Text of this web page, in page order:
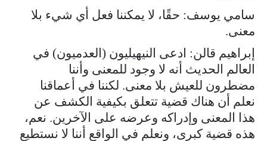
سامي يوسف: حقًا، لا يمكننا فعل أي شيء بلا
معنى.
إبراهيم قالن: ادعى النيهيليون (العدميون) في
العالم الحديث أنه لا وجود للمعنى وأننا
مضطرون للعيش بلا معنى. لكننا في أعماقنا
نعلم أن هناك قضية تتعلق بكيفية الكشف عن
هذا المعنى وإدراكه وعرضه على الآخرين. نعم،
هذه قضية كبرى، ونعلم في الواقع أننا لا نستطيع